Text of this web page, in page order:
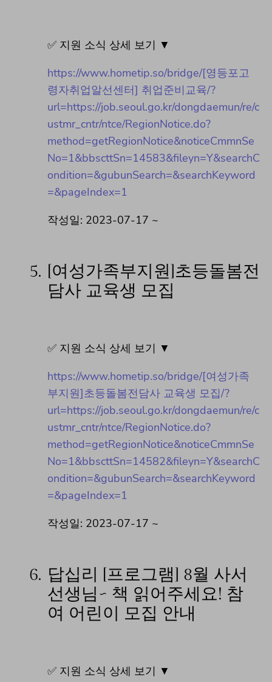
✅ 지원 소식 상세 보기 ▼
https://www.hometip.so/bridge/[영등포고
령자취업알선센터] 취업준비교육/?
url=https://job.seoul.go.kr/dongdaemun/re/c
ustmr_cntr/ntce/RegionNotice.do?
method=getRegionNotice&noticeCmmnSe
No=1&bbscttSn=14583&fileyn=Y&searchC
ondition=&gubunSearch=&searchKeyword
=&pageIndex=1
작성일: 2023-07-17 ~
5. [여성가족부지원]초등돌봄전
담사 교육생 모집
✅ 지원 소식 상세 보기 ▼
https://www.hometip.so/bridge/[여성가족
부지원]초등돌봄전담사 교육생 모집/?
url=https://job.seoul.go.kr/dongdaemun/re/c
ustmr_cntr/ntce/RegionNotice.do?
method=getRegionNotice&noticeCmmnSe
No=1&bbscttSn=14582&fileyn=Y&searchC
ondition=&gubunSearch=&searchKeyword
=&pageIndex=1
작성일: 2023-07-17 ~
6. 답십리 [프로그램] 8월 사서
선생님~ 책 읽어주세요! 참
여 어린이 모집 안내
✅ 지원 소식 상세 보기 ▼